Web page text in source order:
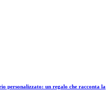
personalizzato: un regalo che racconta la